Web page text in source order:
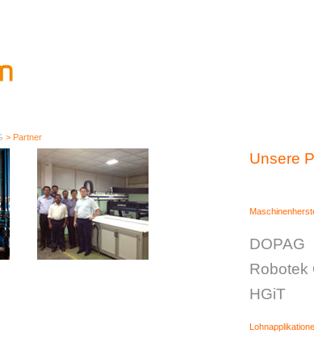
> Partner
Unsere
DOPAG
Robotek
HGiT